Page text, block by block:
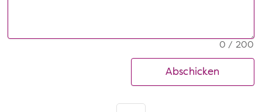
0 / 200
Abschicken